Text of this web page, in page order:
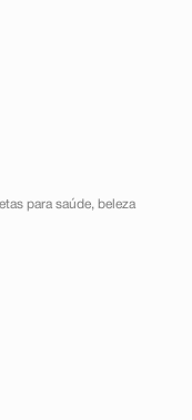
para saúde, beleza